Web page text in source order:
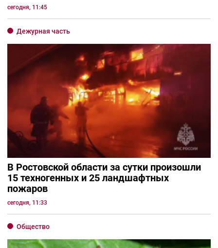
сегодня, 11:45
Дежурная часть
В Ростовской области за сутки произошли
15 техногенных и 25 ландшафтных
пожаров
сегодня, 11:33
Общество